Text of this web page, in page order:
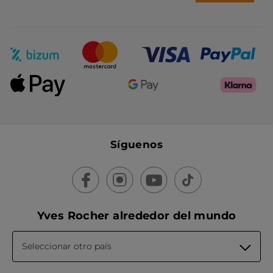
Síguenos
Yves Rocher alrededor del mundo
Seleccionar otro país